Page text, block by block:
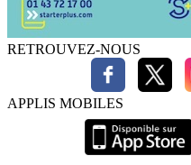
RETROUVEZ-NOUS
APPLIS MOBILES